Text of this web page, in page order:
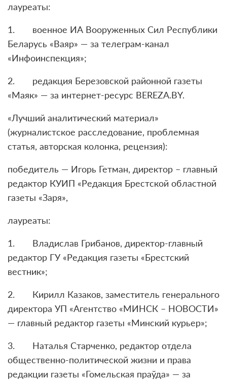
лауреаты:
1. военное ИА Вооруженных Сил Республики
Беларусь «Ваяр» — за телеграм-канал
«Инфоинспекция»;
2. редакция Березовской районной газеты
«Маяк» — за интернет-ресурс BEREZA.BY.
«Лучший аналитический материал»
(журналистское расследование, проблемная
статья, авторская колонка, рецензия):
победитель — Игорь Гетман, директор – главный
редактор КУИП «Редакция Брестской областной
газеты «Заря»,
лауреаты:
1. Владислав Грибанов, директор-главный
редактор ГУ «Редакция газеты «Брестский
вестник»;
2. Кирилл Казаков, заместитель генерального
директора УП «Агентство «МИНСК – НОВОСТИ»
— главный редактор газеты «Минский курьер»;
3. Наталья Старченко, редактор отдела
общественно-политической жизни и права
редакции газеты «Гомельская праўда» — за